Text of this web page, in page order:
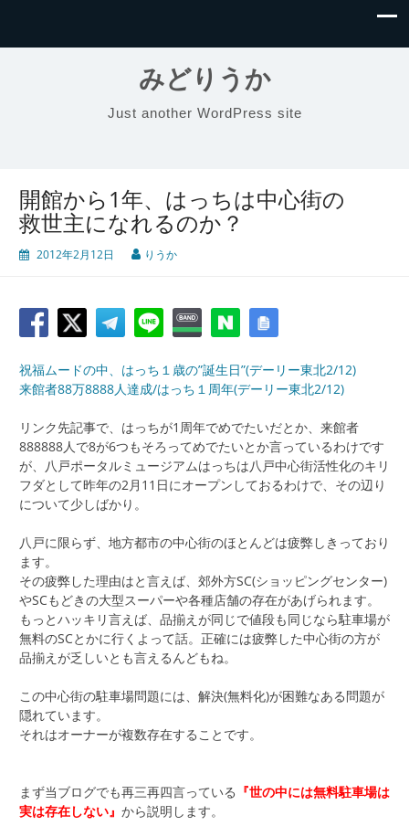
みどりうか
Just another WordPress site
開館から1年、はっちは中心街の
救世主になれるのか？
2012年2月12日 りうか
祝福ムードの中、はっち１歳の”誕生日”(デーリー東北2/12)
来館者88万8888人達成/はっち１周年(デーリー東北2/12)
リンク先記事で、はっちが1周年でめでたいだとか、来館者
888888人で8が6つもそろってめでたいとか言っているわけです
が、八戸ポータルミュージアムはっちは八戸中心街活性化のキリ
フダとして昨年の2月11日にオープンしておるわけで、その辺り
について少しばかり。
八戸に限らず、地方都市の中心街のほとんどは疲弊しきっており
ます。
その疲弊した理由はと言えば、郊外方SC(ショッピングセンター)
やSCもどきの大型スーパーや各種店舗の存在があげられます。
もっとハッキリ言えば、品揃えが同じで値段も同じなら駐車場が
無料のSCとかに行くよって話。正確には疲弊した中心街の方が
品揃えが乏しいとも言えるんどもね。
この中心街の駐車場問題には、解決(無料化)が困難なある問題が
隠れています。
それはオーナーが複数存在することです。
まず当ブログでも再三再四言っている 『世の中には無料駐車場は
実は存在しない』 から説明します。